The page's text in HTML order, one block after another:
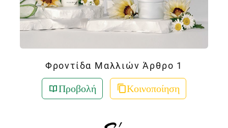
Φροντίδα Μαλλιών Άρθρο 1
Προβολή Κοινοποίηση